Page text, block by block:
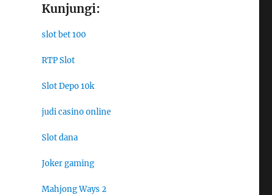
Kunjungi:
slot bet 100
RTP Slot
Slot Depo 10k
judi casino online
Slot dana
Joker gaming
Mahjong Ways 2